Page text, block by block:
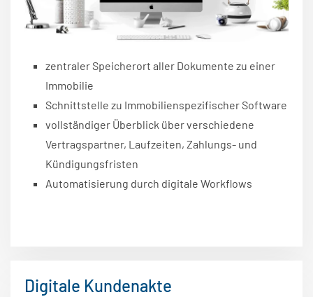
zentraler Speicherort aller Dokumente zu einer
Immobilie
Schnittstelle zu Immobilienspezifischer Software
vollständiger Überblick über verschiedene
Vertragspartner, Laufzeiten, Zahlungs- und
Kündigungsfristen
Automatisierung durch digitale Workflows
Digitale Kundenakte